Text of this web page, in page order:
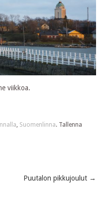
viikkoa.
Suomenlinna. Tallenna
Puutalon pikkujoulut →